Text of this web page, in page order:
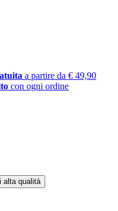
a partire da € 49,90
con ogni ordine